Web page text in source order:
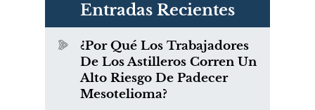
Entradas Recientes
¿Por Qué Los Trabajadores
De Los Astilleros Corren Un
Alto Riesgo De Padecer
Mesotelioma?